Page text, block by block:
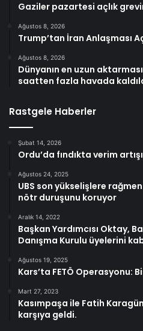
Gaziler pazartesi açlık
Ağustos 8, 2026
Trump’tan İran Anlaşması
Ağustos 8, 2026
Dünyanın en uzun
saatten fazla havada
Rastgele Haberler
Şubat 14, 2026
Ordu’da fındıkta verim
Ağustos 24, 2025
UBS son yükselişlere
nötr duruşunu koruyor
Aralık 14, 2022
Başkan Yardımcısı Oktay,
Danışma Kurulu üyelerini
Ağustos 19, 2025
Kars’ta FETÖ Operasyonu:
Mart 27, 2023
Kasımpaşa ile Fatih
karşıya geldi.